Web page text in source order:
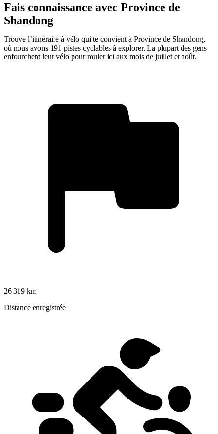
Fais connaissance avec Province de
Shandong
Trouve l’itinéraire à vélo qui te convient à Province de Shandong,
où nous avons 191 pistes cyclables à explorer. La plupart des gens
enfourchent leur vélo pour rouler ici aux mois de juillet et août.
26 319 km
Distance enregistrée